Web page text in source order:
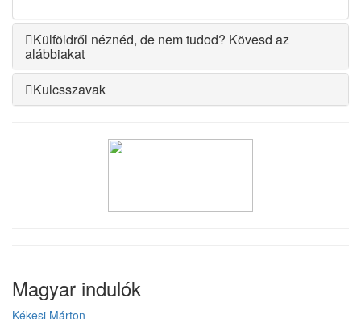
Külföldről néznéd, de nem tudod? Kövesd az
alábbiakat
Kulcsszavak
Magyar indulók
Kékesi Márton